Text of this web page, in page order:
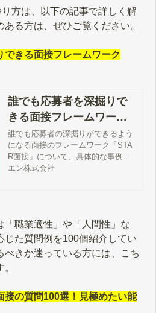
方は、以下の記事で詳しく解
る方は、ぜひご覧ください。
きる面接フレームワーク
誰でも応募者を深掘りで
きる面接フレームワーク│
STAR面接とは？
誰でも応募者の深掘りができるよう
になる面接のフレームワーク「STA
R面接」について、具体的な事例や
質問例を交えて詳しく解説していき
エン株式会社
「職業適性」や「人間性」な
じた質問例を100個紹介してい
べきか迷っている方には、こち
の質問100選！見極めたい能